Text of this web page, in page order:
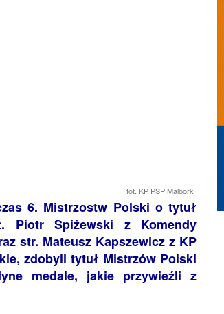
fot. KP PSP Malbork
6. Mistrzostw Polski o tytuł
Piotr Spiżewski z Komendy
str. Mateusz Kapszewicz z KP
zdobyli tytuł Mistrzów Polski
medale, jakie przywieźli z